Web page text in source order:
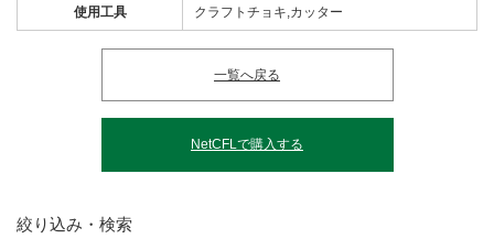
使用工具 クラフトチョキ,カッター
一覧へ戻る
NetCFLで購入する
絞り込み・検索